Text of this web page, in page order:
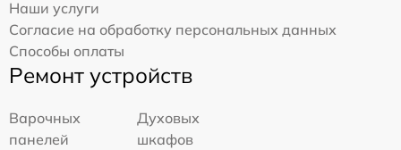
Наши услуги
Согласие на обработку персональных данных
Способы оплаты
Ремонт устройств
Варочных
панелей
Духовых
шкафов